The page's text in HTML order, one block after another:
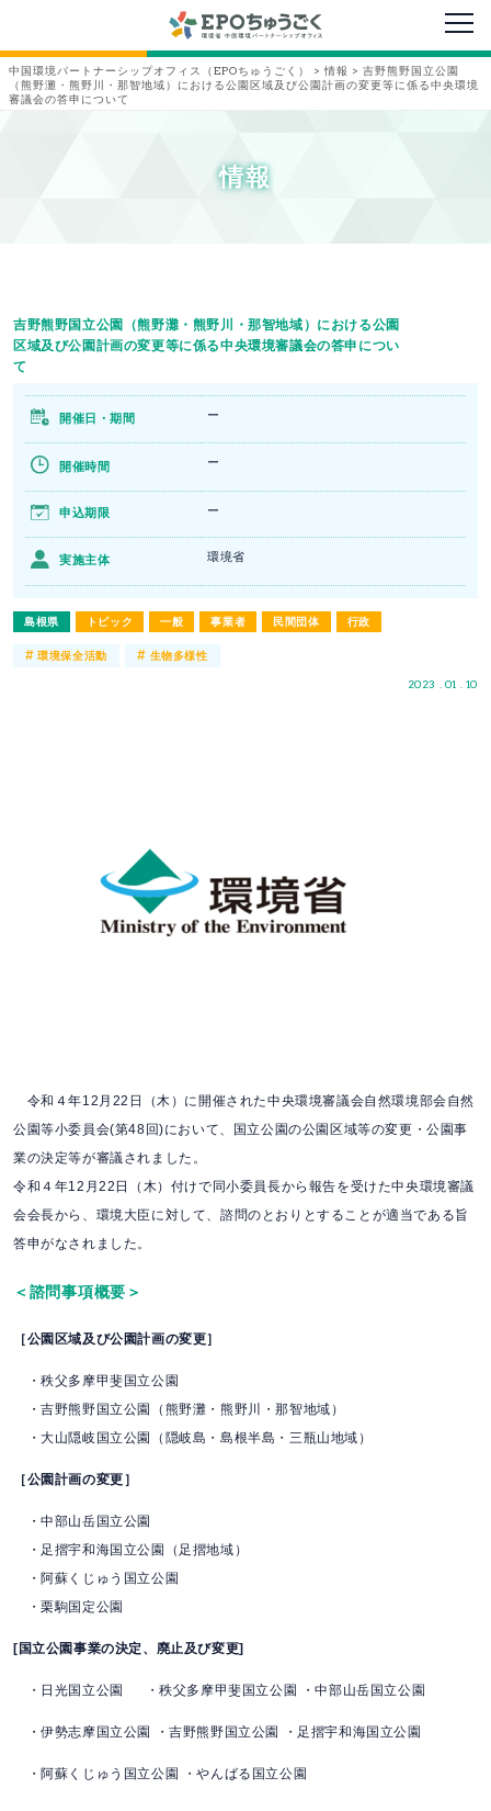
メニ
中国環境パートナーシップオフィス（EPOちゅうごく） > 情報 > 吉野熊野国立公園
（熊野灘・熊野川・那智地域）における公園区域及び公園計画の変更等に係る中央環境
審議会の答申について
情報
吉野熊野国立公園（熊野灘・熊野川・那智地域）における公園
区域及び公園計画の変更等に係る中央環境審議会の答申につい
て
島根県 トピック 一般 事業者 民間団体 行政
2023 . 01 . 10
開催日・期間 ー
開催時間 ー
申込期限 ー
実施主体 環境省
#環境保全活動 # 生物多様性
令和４年12月22日（木）に開催された中央環境審議会自然環境部会自然
公園等小委員会(第48回)において、国立公園の公園区域等の変更・公園事
業の決定等が審議されました。
令和４年12月22日（木）付けで同小委員長から報告を受けた中央環境審議
会会長から、環境大臣に対して、諮問のとおりとすることが適当である旨
答申がなされました。
＜諮問事項概要＞
［公園区域及び公園計画の変更］
・秩父多摩甲斐国立公園
・吉野熊野国立公園（熊野灘・熊野川・那智地域）
・大山隠岐国立公園（隠岐島・島根半島・三瓶山地域）
［公園計画の変更］
・中部山岳国立公園
・足摺宇和海国立公園（足摺地域）
・阿蘇くじゅう国立公園
・栗駒国定公園
[国立公園事業の決定、廃止及び変更]
・日光国立公園 ・秩父多摩甲斐国立公園 ・中部山岳国立公園
・伊勢志摩国立公園 ・吉野熊野国立公園 ・足摺宇和海国立公園
・阿蘇くじゅう国立公園 ・やんばる国立公園